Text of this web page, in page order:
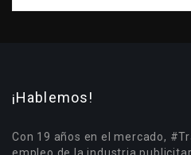
¡Hablemos!
Con 19 años en el mercado,